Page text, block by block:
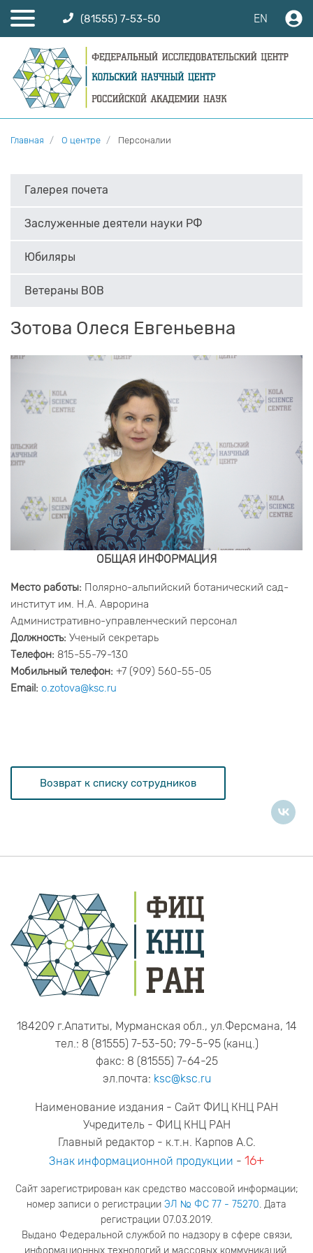
(81555) 7-53-50 EN
Главная О центре Персоналии
Галерея почета
Заслуженные деятели науки РФ
Юбиляры
Ветераны ВОВ
Зотова Олеся Евгеньевна
ОБЩАЯ ИНФОРМАЦИЯ
Место работы: Полярно-альпийский ботанический сад-
институт им. Н.А. Аврорина
Административно-управленческий персонал
Должность: Ученый секретарь
Телефон: 815-55-79-130
Мобильный телефон: +7 (909) 560-55-05
Email: o.zotova@ksc.ru
Возврат к списку сотрудников
184209 г.Апатиты, Мурманская обл., ул.Ферсмана, 14
тел.: 8 (81555) 7-53-50; 79-5-95 (канц.)
факс: 8 (81555) 7-64-25
эл.почта: ksc@ksc.ru
Наименование издания - Сайт ФИЦ КНЦ РАН
Учредитель - ФИЦ КНЦ РАН
Главный редактор - к.т.н. Карпов А.С.
Знак информационной продукции - 16+
Сайт зарегистрирован как средство массовой информации;
номер записи о регистрации ЭЛ № ФС 77 - 75270. Дата
регистрации 07.03.2019.
Выдано Федеральной службой по надзору в сфере связи,
информационных технологий и массовых коммуникаций.